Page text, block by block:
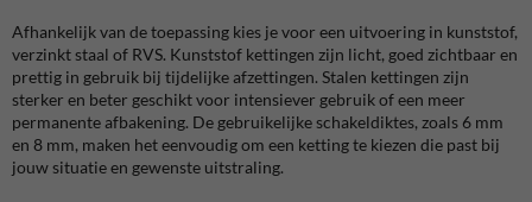
Afhankelijk van de toepassing kies je voor een uitvoering in kunststof,
verzinkt staal of RVS. Kunststof kettingen zijn licht, goed zichtbaar en
prettig in gebruik bij tijdelijke afzettingen. Stalen kettingen zijn
sterker en beter geschikt voor intensiever gebruik of een meer
permanente afbakening. De gebruikelijke schakeldiktes, zoals 6 mm
en 8 mm, maken het eenvoudig om een ketting te kiezen die past bij
jouw situatie en gewenste uitstraling.